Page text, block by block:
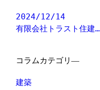
2024/12/14
有限会社トラスト住建…
コラムカテゴリ―
建築